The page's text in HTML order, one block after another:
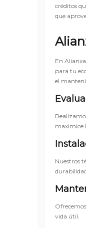
créditos
que
En
para tu
el
maximice
Nuestros
vida útil.